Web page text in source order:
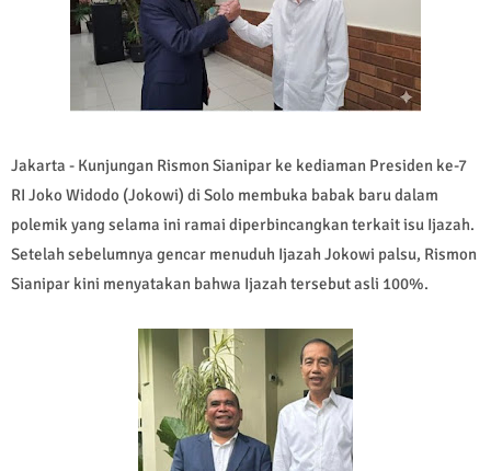
Jakarta - Kunjungan Rismon Sianipar ke kediaman Presiden ke-7
RI Joko Widodo (Jokowi) di Solo membuka babak baru dalam
polemik yang selama ini ramai diperbincangkan terkait isu Ijazah.
Setelah sebelumnya gencar menuduh Ijazah Jokowi palsu, Rismon
Sianipar kini menyatakan bahwa Ijazah tersebut asli 100%.